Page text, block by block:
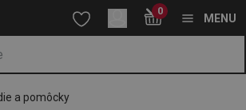
Špajdle bambusové s hrotom
Prejsť na hlavný obsah
Prejsť na vyhľadávanie
Prejsť na navigáciu 0
MENU
a pomôcky